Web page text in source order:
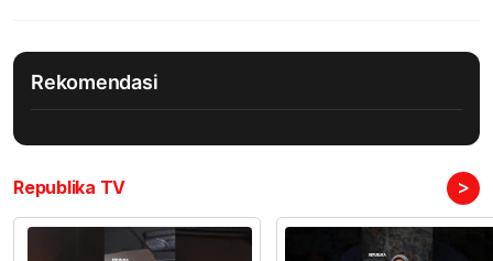
Rekomendasi
Republika TV >